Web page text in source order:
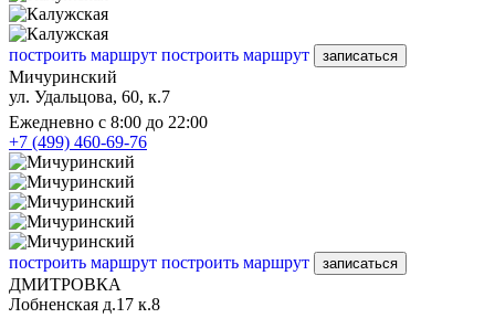
построить маршрут построить маршрут записаться
Мичуринский
ул. Удальцова, 60, к.7
Ежедневно с 8:00 до 22:00
+7 (499) 460-69-76
построить маршрут построить маршрут записаться
ДМИТРОВКА
Лобненская д.17 к.8